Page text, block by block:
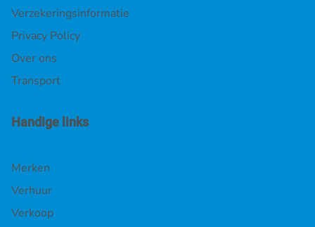
Verzekeringsinformatie
Privacy Policy
Over ons
Transport
Handige links
Merken
Verhuur
Verkoop